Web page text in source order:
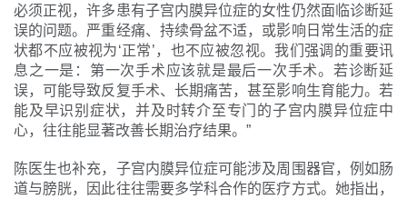
必须正视，许多患有子宫内膜异位症的女性仍然面临诊断延
误的问题。严重经痛、持续骨盆不适，或影响日常生活的症
状都不应被视为‘正常’，也不应被忽视。我们强调的重要讯
息之一是：第一次手术应该就是最后一次手术。若诊断延
误，可能导致反复手术、长期痛苦，甚至影响生育能力。若
能及早识别症状，并及时转介至专门的子宫内膜异位症中
心，往往能显著改善长期治疗结果。”
陈医生也补充，子宫内膜异位症可能涉及周围器官，例如肠
道与膀胱，因此往往需要多学科合作的医疗方式。她指出，